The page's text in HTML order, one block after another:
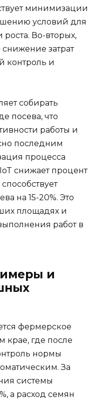
минимизации
условий для
Во-вторых,
затрат
контроль и
собирать
посева, что
работы и
последним
процесса
снижает процент
на 15-20%. Это
площадях и
работ в
и
фермерское
крае, где после
нормы
За
системы
а расход семян